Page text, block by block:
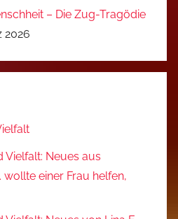
– Die Zug-Tragödie
2026
Vielfalt: Neues aus
wollte einer Frau helfen,